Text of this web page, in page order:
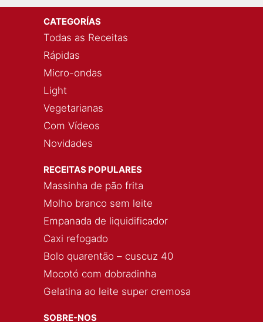
CATEGORÍAS
Todas as Receitas
Rápidas
Micro-ondas
Light
Vegetarianas
Com Vídeos
Novidades
RECEITAS POPULARES
Massinha de pão frita
Molho branco sem leite
Empanada de liquidificador
Caxi refogado
Bolo quarentão – cuscuz 40
Mocotó com dobradinha
Gelatina ao leite super cremosa
SOBRE-NOS